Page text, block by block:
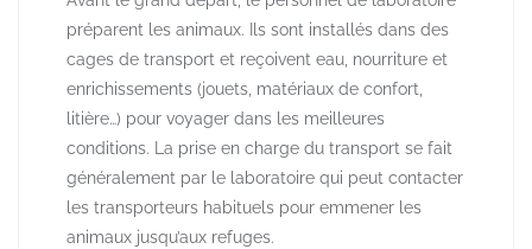
préparent les animaux. Ils sont installés dans des
cages de transport et reçoivent eau, nourriture et
enrichissements (jouets, matériaux de confort,
litière…) pour voyager dans les meilleures
conditions. La prise en charge du transport se fait
généralement par le laboratoire qui peut contacter
les transporteurs habituels pour emmener les
animaux jusqu’aux refuges.